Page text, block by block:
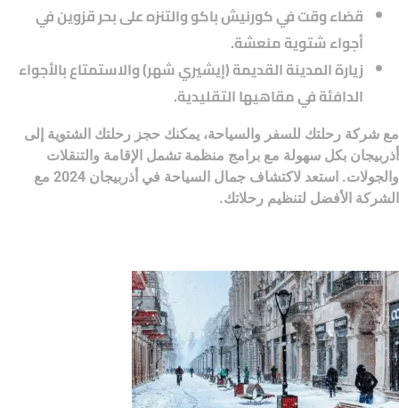
قضاء وقت في كورنيش باكو والتنزه على بحر قزوين في
أجواء شتوية منعشة.
زيارة المدينة القديمة (إيشيري شهر) والاستمتاع بالأجواء
الدافئة في مقاهيها التقليدية.
مع شركة رحلتك للسفر والسياحة، يمكنك حجز رحلتك الشتوية إلى
أذربيجان بكل سهولة مع برامج منظمة تشمل الإقامة والتنقلات
والجولات. استعد لاكتشاف جمال السياحة في أذربيجان 2024
مع
الشركة الأفضل لتنظيم رحلاتك.